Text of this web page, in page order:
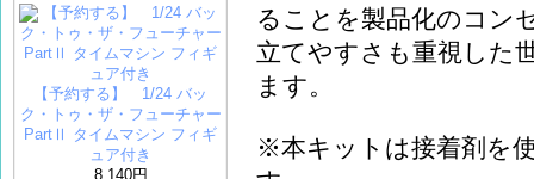
【予約する】 1/24 バッ
ク・トゥ・ザ・フューチャー
PartⅡ タイムマシン フィギ
ュア付き
8,140円
ることを製品化のコン
立てやすさも重視した
ます。
※本キットは接着剤を